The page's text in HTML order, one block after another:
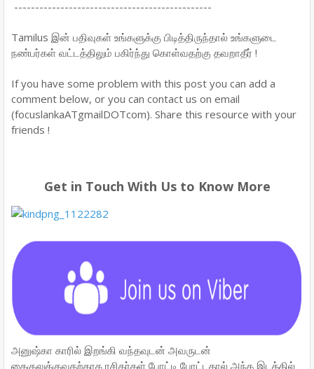
-----------------------------------------------
Tamilus இன் பதிவுகள் உங்களுக்கு பிடித்திருந்தால் உங்களுடை
நண்பர்கள் வட்டத்திலும் பகிர்ந்து கொள்வதற்கு தவறாதீர் !
If you have some problem with this post you can add a
comment below, or you can contact us on email
(focuslankaATgmailDOTcom). Share this resource with your
friends !
Get in Touch With Us to Know More
அனுஷ்கா காரில் இறங்கி வந்தவுடன் அவருடன்
கைகுலுக்குவதற்காக ரசிகர்கள் போட்டி போட்டதால் அந்த இடத்தில்